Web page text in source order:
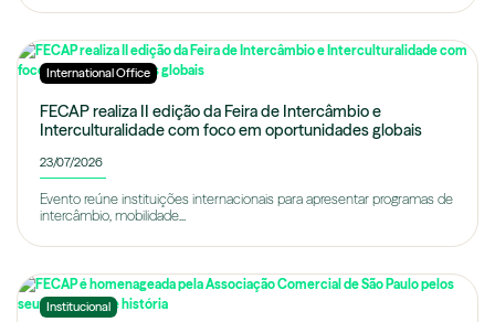
International Office
FECAP realiza II edição da Feira de Intercâmbio e
Interculturalidade com foco em oportunidades globais
23/07/2026
Evento reúne instituições internacionais para apresentar programas de
intercâmbio, mobilidade...
Institucional